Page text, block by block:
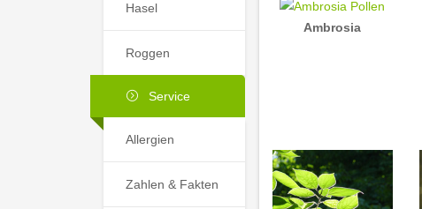
Hasel
Roggen
Service
Allergien
Zahlen & Fakten
Ambrosia